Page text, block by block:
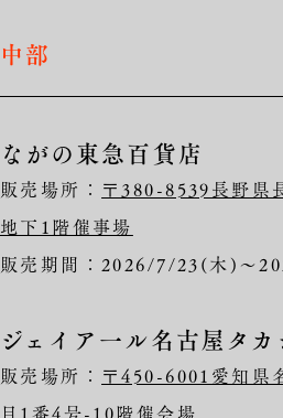
中部
ながの東急百貨店
販売場所： 〒380-8539長野県
地下1階催事場
販売期間：2026/7/23(木)～
ジェイア一ル名古屋タカ
販売場所： 〒450-6001愛知県